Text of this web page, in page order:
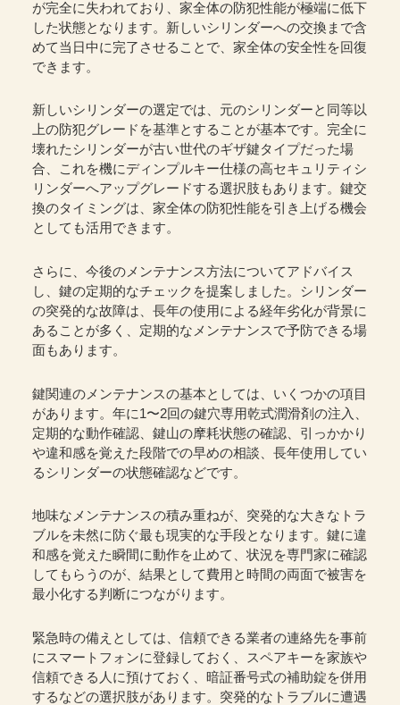
が完全に失われており、家全体の防犯性能が極端に低下
した状態となります。新しいシリンダーへの交換まで含
めて当日中に完了させることで、家全体の安全性を回復
できます。
新しいシリンダーの選定では、元のシリンダーと同等以
上の防犯グレードを基準とすることが基本です。完全に
壊れたシリンダーが古い世代のギザ鍵タイプだった場
合、これを機にディンプルキー仕様の高セキュリティシ
リンダーへアップグレードする選択肢もあります。鍵交
換のタイミングは、家全体の防犯性能を引き上げる機会
としても活用できます。
さらに、今後のメンテナンス方法についてアドバイス
し、鍵の定期的なチェックを提案しました。シリンダー
の突発的な故障は、長年の使用による経年劣化が背景に
あることが多く、定期的なメンテナンスで予防できる場
面もあります。
鍵関連のメンテナンスの基本としては、いくつかの項目
があります。年に1〜2回の鍵穴専用乾式潤滑剤の注入、
定期的な動作確認、鍵山の摩耗状態の確認、引っかかり
や違和感を覚えた段階での早めの相談、長年使用してい
るシリンダーの状態確認などです。
地味なメンテナンスの積み重ねが、突発的な大きなトラ
ブルを未然に防ぐ最も現実的な手段となります。鍵に違
和感を覚えた瞬間に動作を止めて、状況を専門家に確認
してもらうのが、結果として費用と時間の両面で被害を
最小化する判断につながります。
緊急時の備えとしては、信頼できる業者の連絡先を事前
にスマートフォンに登録しておく、スペアキーを家族や
信頼できる人に預けておく、暗証番号式の補助錠を併用
するなどの選択肢があります。突発的なトラブルに遭遇